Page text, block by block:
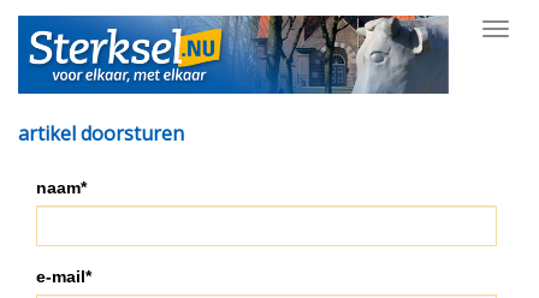
artikel doorsturen
naam*
e-mail*